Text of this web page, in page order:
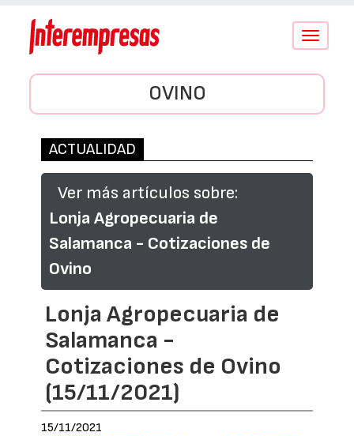
Conmutar
OVINO
ACTUALIDAD
Ver más artículos sobre:
Lonja Agropecuaria de
Salamanca - Cotizaciones de
Ovino
Lonja Agropecuaria de
Salamanca -
Cotizaciones de Ovino
(15/11/2021)
15/11/2021